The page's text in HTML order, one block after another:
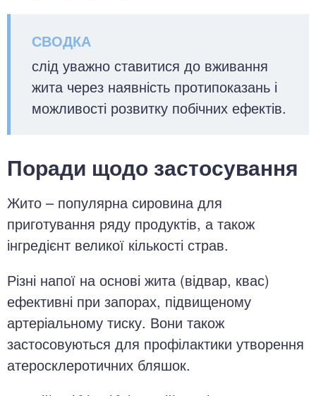
слід уважно ставитися до вживання
жита через наявність протипоказань і
можливості розвитку побічних ефектів.
Поради щодо застосування
Жито – популярна сировина для
приготування ряду продуктів, а також
інгредієнт великої кількості страв.
Різні напої на основі жита (відвар, квас)
ефективні при запорах, підвищеному
артеріальному тиску. Вони також
застосовуються для профілактики утворення
атеросклеротичних бляшок.